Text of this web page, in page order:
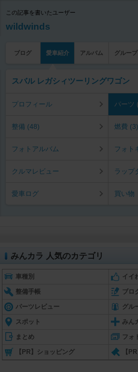
この記事を書いたユーザー
wildwinds
ブログ 愛車紹介 アルバム グループ
スバル レガシィツーリングワゴン
プロフィール パーツ
整備 (48) 燃費 (3)
フォトアルバム フォト
クルマレビュー ラップ
愛車ログ 買い物
みんカラ 人気のカテゴリ
車種別 イイ
整備手帳 ブロ
パーツレビュー グル
スポット みん
まとめ フォ
【PR】ショッピング 【